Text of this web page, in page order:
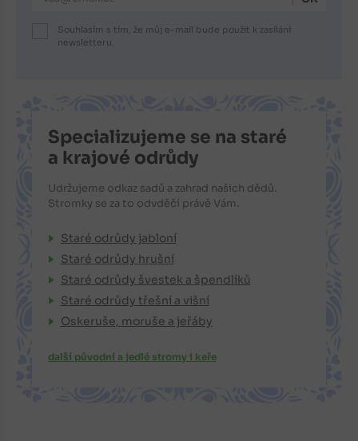
Souhlasím s tím, že můj e-mail bude použit k zasílání
newsletteru.
Specializujeme se na staré
a krajové odrůdy
Udržujeme odkaz sadů a zahrad našich dědů.
Stromky se za to odvděčí právě Vám.
Staré odrůdy jabloní
Staré odrůdy hrušní
Staré odrůdy švestek a špendlíků
Staré odrůdy třešní a višní
Oskeruše, moruše a jeřáby
další původní a jedlé stromy i keře